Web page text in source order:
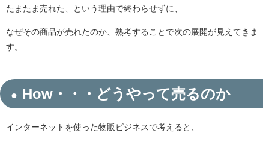
たまたま売れた、という理由で終わらせずに、
なぜその商品が売れたのか、熟考することで次の展開が見えてきま
す。
How・・・どうやって売るのか
インターネットを使った物販ビジネスで考えると、